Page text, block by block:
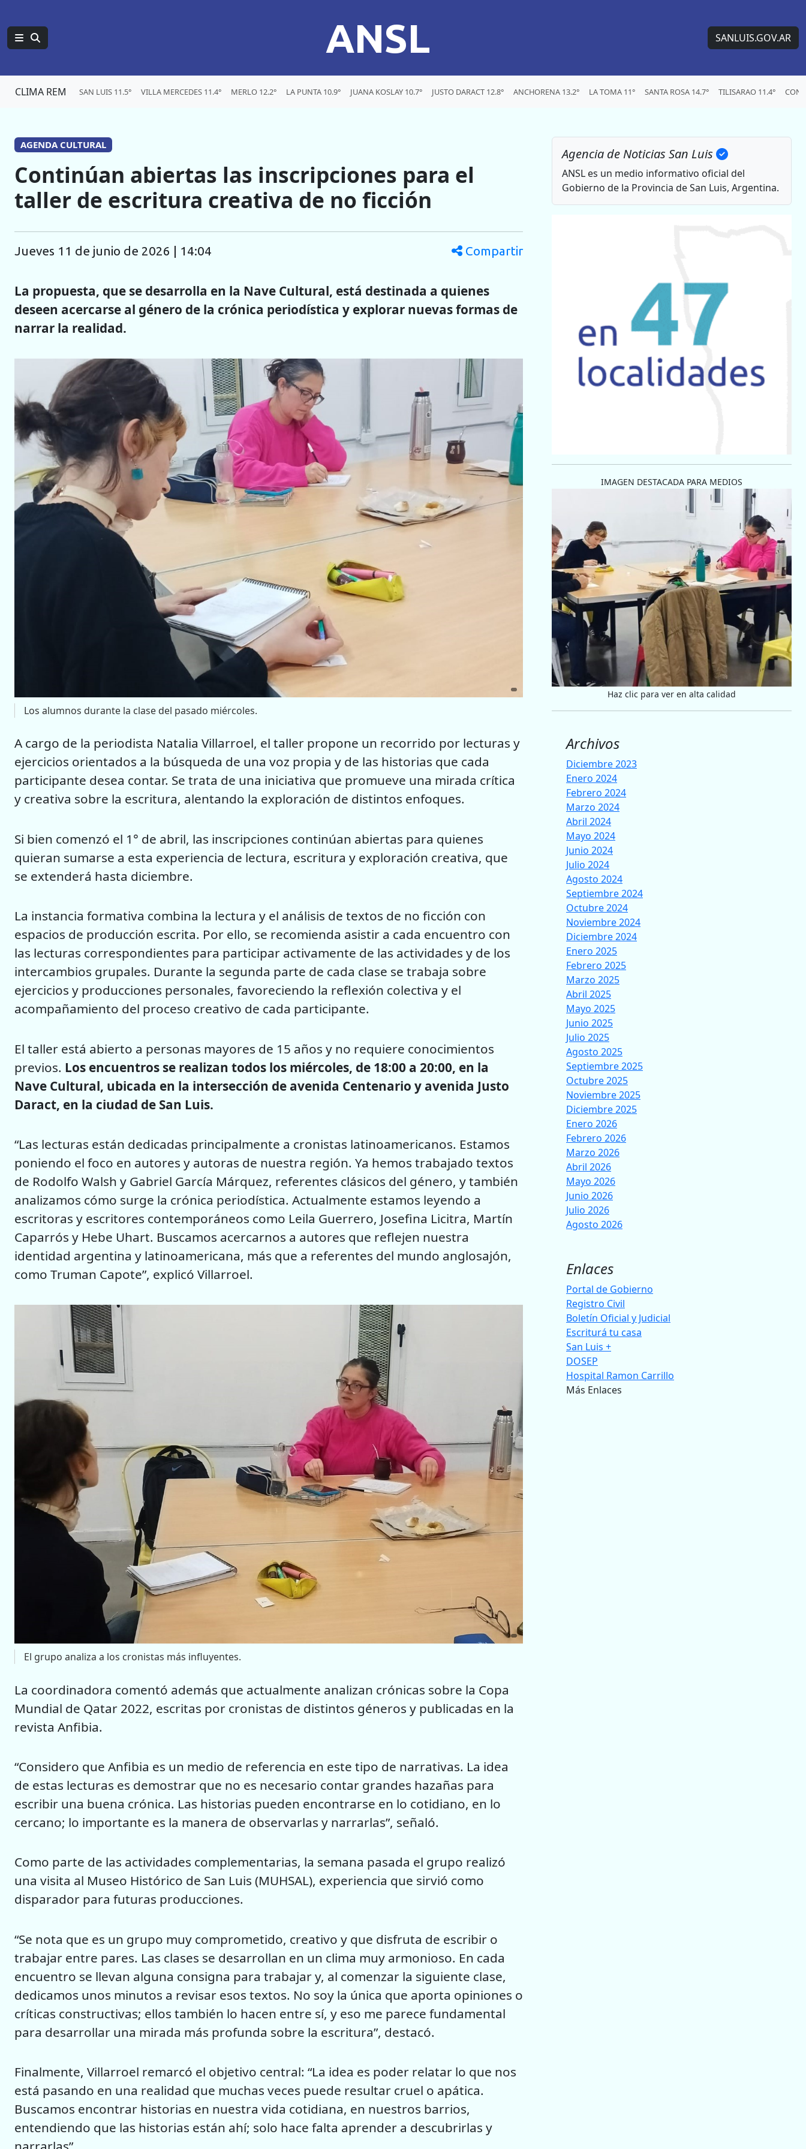
ANSL SANLUIS.GOV.AR
CLIMA REM SAN LUIS 11.5° VILLA MERCEDES 11.4° MERLO 12.2° LA PUNTA 10.9° JUANA KOSLAY 10.7° JUSTO DARACT 12.8° ANCHORENA 13.2° LA TOMA 11° SANTA ROSA 14.7° TILISARAO 11.4°
AGENDA CULTURAL
Continúan abiertas las inscripciones para el
taller de escritura creativa de no ficción
jueves 11 de junio de 2026 | 14:04 Compartir
La propuesta, que se desarrolla en la Nave Cultural, está destinada a quienes
deseen acercarse al género de la crónica periodística y explorar nuevas formas de
narrar la realidad.
Los alumnos durante la clase del pasado miércoles.
A cargo de la periodista Natalia Villarroel, el taller propone un recorrido por lecturas y
ejercicios orientados a la búsqueda de una voz propia y de las historias que cada
participante desea contar. Se trata de una iniciativa que promueve una mirada crítica
y creativa sobre la escritura, alentando la exploración de distintos enfoques.
Si bien comenzó el 1° de abril, las inscripciones continúan abiertas para quienes
quieran sumarse a esta experiencia de lectura, escritura y exploración creativa, que
se extenderá hasta diciembre.
La instancia formativa combina la lectura y el análisis de textos de no ficción con
espacios de producción escrita. Por ello, se recomienda asistir a cada encuentro con
las lecturas correspondientes para participar activamente de las actividades y de los
intercambios grupales. Durante la segunda parte de cada clase se trabaja sobre
ejercicios y producciones personales, favoreciendo la reflexión colectiva y el
acompañamiento del proceso creativo de cada participante.
El taller está abierto a personas mayores de 15 años y no requiere conocimientos
previos. Los encuentros se realizan todos los miércoles, de 18:00 a 20:00, en la
Nave Cultural, ubicada en la intersección de avenida Centenario y avenida Justo
Daract, en la ciudad de San Luis.
“Las lecturas están dedicadas principalmente a cronistas latinoamericanos. Estamos
poniendo el foco en autores y autoras de nuestra región. Ya hemos trabajado textos
de Rodolfo Walsh y Gabriel García Márquez, referentes clásicos del género, y también
analizamos cómo surge la crónica periodística. Actualmente estamos leyendo a
escritoras y escritores contemporáneos como Leila Guerrero, Josefina Licitra, Martín
Caparrós y Hebe Uhart. Buscamos acercarnos a autores que reflejen nuestra
identidad argentina y latinoamericana, más que a referentes del mundo anglosajón,
como Truman Capote”, explicó Villarroel.
El grupo analiza a los cronistas más influyentes.
La coordinadora comentó además que actualmente analizan crónicas sobre la Copa
Mundial de Qatar 2022, escritas por cronistas de distintos géneros y publicadas en la
revista Anfibia.
“Considero que Anfibia es un medio de referencia en este tipo de narrativas. La idea
de estas lecturas es demostrar que no es necesario contar grandes hazañas para
escribir una buena crónica. Las historias pueden encontrarse en lo cotidiano, en lo
cercano; lo importante es la manera de observarlas y narrarlas”, señaló.
Como parte de las actividades complementarias, la semana pasada el grupo realizó
una visita al Museo Histórico de San Luis (MUHSAL), experiencia que sirvió como
disparador para futuras producciones.
“Se nota que es un grupo muy comprometido, creativo y que disfruta de escribir o
trabajar entre pares. Las clases se desarrollan en un clima muy armonioso. En cada
encuentro se llevan alguna consigna para trabajar y, al comenzar la siguiente clase,
dedicamos unos minutos a revisar esos textos. No soy la única que aporta opiniones o
críticas constructivas; ellos también lo hacen entre sí, y eso me parece fundamental
para desarrollar una mirada más profunda sobre la escritura”, destacó.
Finalmente, Villarroel remarcó el objetivo central: “La idea es poder relatar lo que nos
está pasando en una realidad que muchas veces puede resultar cruel o apática.
Buscamos encontrar historias en nuestra vida cotidiana, en nuestros barrios,
entendiendo que las historias están ahí; solo hace falta aprender a descubrirlas y
Agencia de Noticias San Luis
ANSL es un medio informativo oficial del
Gobierno de la Provincia de San Luis, Argentina.
IMAGEN DESTACADA PARA MEDIOS
Haz clic para ver en alta calidad
Archivos
Diciembre 2023
Enero 2024
Febrero 2024
Marzo 2024
Abril 2024
Mayo 2024
Junio 2024
Julio 2024
Agosto 2024
Septiembre 2024
Octubre 2024
Noviembre 2024
Diciembre 2024
Enero 2025
Febrero 2025
Marzo 2025
Abril 2025
Mayo 2025
Junio 2025
Julio 2025
Agosto 2025
Septiembre 2025
Octubre 2025
Noviembre 2025
Diciembre 2025
Enero 2026
Febrero 2026
Marzo 2026
Abril 2026
Mayo 2026
Junio 2026
Julio 2026
Agosto 2026
Enlaces
Portal de Gobierno
Registro Civil
Boletín Oficial y Judicial
Escriturá tu casa
San Luis +
DOSEP
Hospital Ramon Carrillo
Más Enlaces